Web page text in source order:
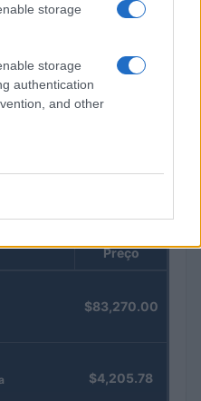
storage
storage
authentication
and other
em imóveis sem ser
Preço
$83,270.00
$4,205.78